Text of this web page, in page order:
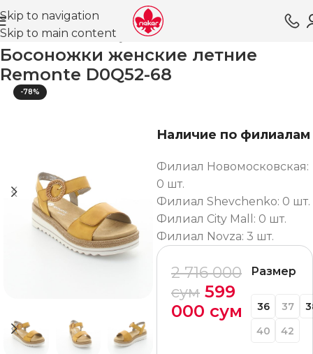
Skip to navigation
Skip to main content
Главная Магазин Обувь для женщин
Босоножки женские летние
Remonte D0Q52-68
-78%
Наличие по филиалам
Филиал Новомосковская:
0 шт.
Филиал Shevchenko: 0 шт.
Филиал City Mall: 0 шт.
Филиал Novza: 3 шт.
2 716 000
сум 599
000 сум
Размер
36 37
40
42